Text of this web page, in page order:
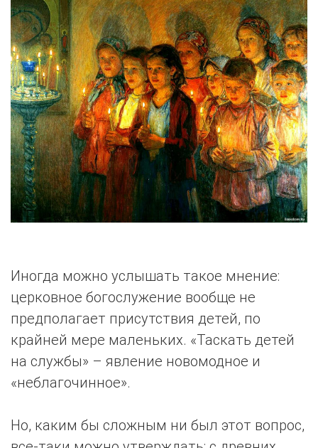
Иногда можно услышать такое мнение:
церковное богослужение вообще не
предполагает присутствия детей, по
крайней мере маленьких. «Таскать детей
на службы» – явление новомодное и
«неблагочинное».
Но, каким бы сложным ни был этот вопрос,